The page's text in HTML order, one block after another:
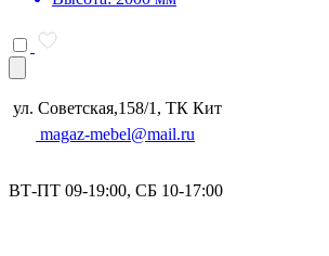
ул. Советская,158/1, ТК Кит
magaz-mebel@mail.ru
ВТ-ПТ 09-19:00, СБ 10-17:00